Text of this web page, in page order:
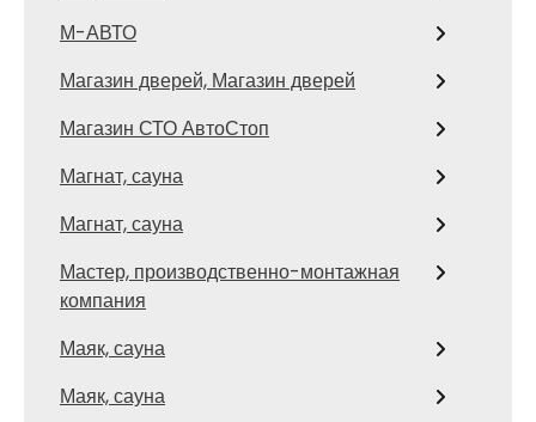
М-АВТО
Магазин дверей, Магазин дверей
Магазин СТО АвтоСтоп
Магнат, сауна
Магнат, сауна
Мастер, производственно-монтажная
компания
Маяк, сауна
Маяк, сауна